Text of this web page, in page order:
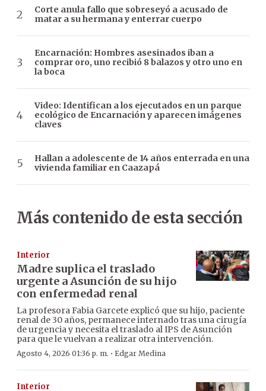
Corte anula fallo que sobreseyó a acusado de
matar a su hermana y enterrar cuerpo
Encarnación: Hombres asesinados iban a
comprar oro, uno recibió 8 balazos y otro uno en
la boca
Video: Identifican a los ejecutados en un parque
ecológico de Encarnación y aparecen imágenes
claves
Hallan a adolescente de 14 años enterrada en una
vivienda familiar en Caazapá
Más contenido de esta sección
Interior
Madre suplica el traslado
urgente a Asunción de su hijo
con enfermedad renal
La profesora Fabia Garcete explicó que su hijo, paciente
renal de 30 años, permanece internado tras una cirugía
de urgencia y necesita el traslado al IPS de Asunción
para que le vuelvan a realizar otra intervención.
Agosto 4, 2026 01:36 p. m. · Edgar Medina
Interior